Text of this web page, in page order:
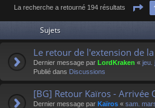
La recherche a retourné 194 résultats
Sujets
Le retour de l'extension de
Dernier message par LordKraken « jeu.
Publié dans Discussions
[BG] Retour Kaïros - Arrivée
Dernier message par Kaïros « sam.